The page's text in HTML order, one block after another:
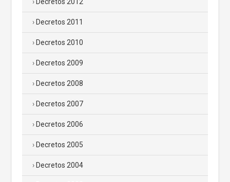
Decretos 2011
Decretos 2010
Decretos 2009
Decretos 2008
Decretos 2007
Decretos 2006
Decretos 2005
Decretos 2004